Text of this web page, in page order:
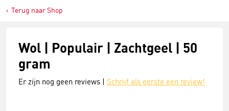
Terug naar Shop
Wol | Populair | Zachtgeel | 50
gram
Er zijn nog geen reviews | Schrijf als eerste een review!